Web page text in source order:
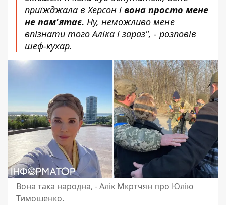
приїжджала в Херсон і вона просто мене
не пам'ятає. Ну, неможливо мене
впізнати того Аліка і зараз", - розповів
шеф-кухар.
Вона така народна, - Алік Мкртчян про Юлію
Тимошенко.